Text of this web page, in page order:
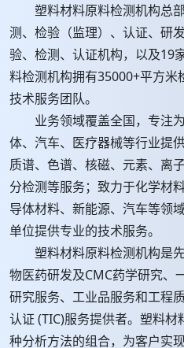
塑料材料原料检测机构总
测、检验（监理）、认证、研
验、检测、认证机构，以及19
料检测机构拥有35000+平方米
技术服务团队。
业务领域覆盖全国，专注
体、汽车、医疗器械等行业提
质谱、色谱、核磁、元素、离
分检测等服务；致力于化学材
导体材料、新能源、汽车等领
单位提供专业的技术服务。
塑料材料原料检测机构是
物医药研发及CMC药学研究、
研究服务、工业品服务和工程
认证 (TIC)服务提供者。塑料
种分析方法的组合，为客户实